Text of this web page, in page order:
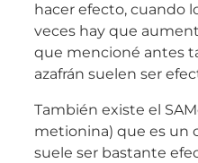
hacer efecto, cuando
veces hay que
que mencioné antes
azafrán suelen ser
También existe el
metionina) que es un
suele ser bastante